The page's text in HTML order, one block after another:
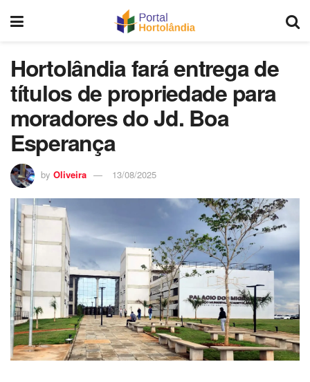
Hortolândia fará entrega de
títulos de propriedade para
moradores do Jd. Boa
Esperança
by Oliveira 13/08/2025